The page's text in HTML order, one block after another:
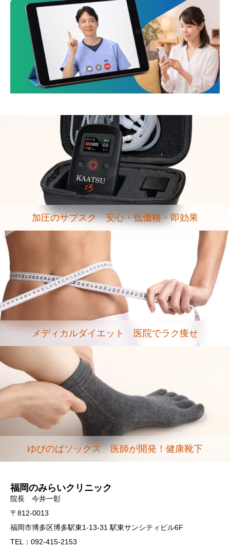
加圧のサブスク 安心・低価格・即効果
メディカルダイエット 医院でラク痩せ
ゆびのばソックス 医師が開発！健康靴下
福岡のみらいクリニック
院長 今井一彰
〒812-0013
福岡市博多区博多駅東1-13-31 駅東サンシティビル6F
TEL：092-415-2153